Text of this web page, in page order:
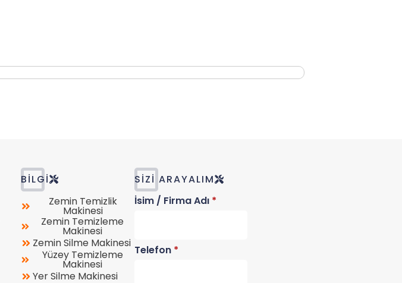
BILGI
Zemin Temizlik
Makinesi
Zemin Temizleme
Makinesi
Zemin Silme Makinesi
Yüzey Temizleme
Makinesi
Yer Silme Makinesi
SIZI ARAYALIM
İsim / Firma Adı *
Telefon *